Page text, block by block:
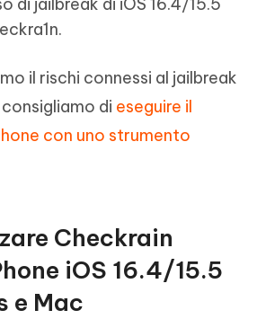
il rischi connessi al jailbreak
di eseguire il
con uno strumento
Checkrain
iOS 16.4/15.5
e Mac